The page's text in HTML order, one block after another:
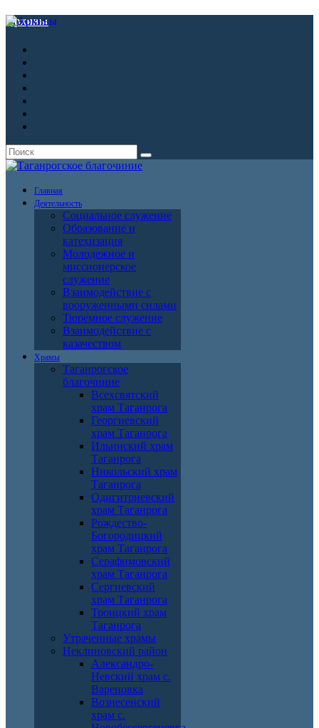
Архивы
Главная
Деятельность
Социальное служение
Образование и
катехизация
Молодежное и
миссионерское
служение
Взаимодействие с
вооруженными силами
Тюремное служение
Взаимодействие с
казачеством
Храмы
Таганрогское
благочиние
Всехсвятский
храм Таганрога
Георгиевский
храм Таганрога
Ильинский храм
Таганрога
Никольский храм
Таганрога
Одигитриевский
храм Таганрога
Рождество-
Богородицкий
храм Таганрога
Серафимовский
храм Таганрога
Сергиевский
храм Таганрога
Троицкий храм
Таганрога
Утраченные храмы
Неклиновский район
Александро-
Невский храм с.
Вареновка
Вознесенский
храм с.